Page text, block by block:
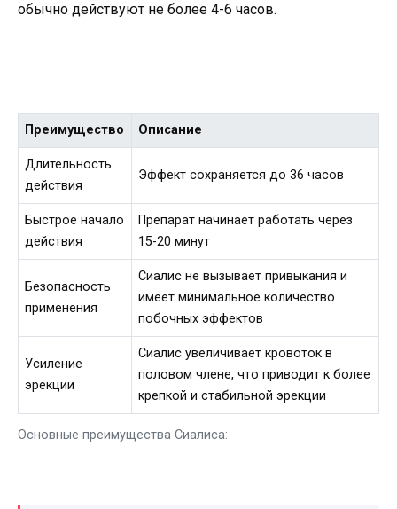
обычно действуют не более 4-6 часов.
Основные преимущества Сиалиса:
Преимущество Описание
Длительность
действия
Эффект сохраняется до 36 часов
Быстрое начало
действия
Препарат начинает работать через
15-20 минут
Безопасность
применения
Сиалис не вызывает привыкания и
имеет минимальное количество
побочных эффектов
Усиление
эрекции
Сиалис увеличивает кровоток в
половом члене, что приводит к более
крепкой и стабильной эрекции